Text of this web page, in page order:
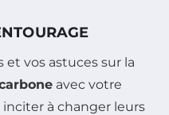
et vos astuces sur la
avec votre
à changer leurs